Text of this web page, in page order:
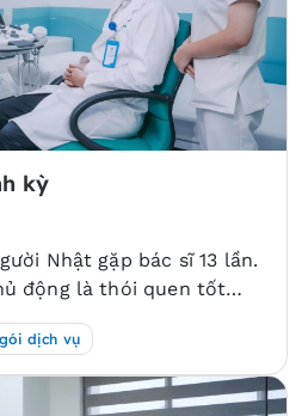
kỳ
Nhật gặp bác sĩ 13 lần.
động là thói quen tốt
mạnh cho người Nhật. T-
có các gói kiểm tra
sớm các vấn đề bất
dịch vụ